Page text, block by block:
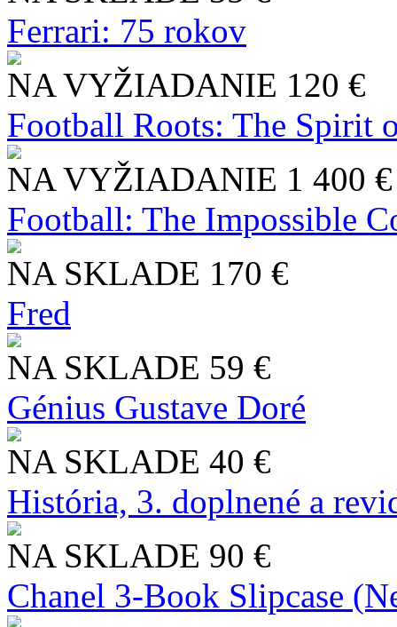
Ferrari: 75 rokov
NA VYŽIADANIE 120 €
Football Roots: The Spirit
NA VYŽIADANIE 1 400 €
Football: The Impossible
NA SKLADE 170 €
Fred
NA SKLADE 59 €
Génius Gustave Doré
NA SKLADE 40 €
História, 3. doplnené a
NA SKLADE 90 €
Chanel 3-Book Slipcase